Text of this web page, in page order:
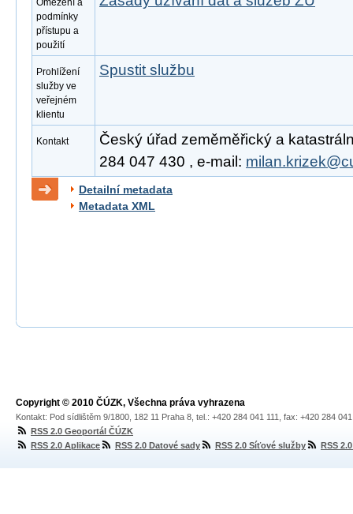
Omezení a
podmínky
přístupu a
použití
Prohlížení
služby ve
veřejném
klientu
Spustit službu
Kontakt
Český úřad zeměměřický a
284 047 430 , e-mail:
Detailní metadata
Metadata XML
Copyright © 2010 ČÚZK, Všechna práva vyhrazena
Kontakt: Pod sídlištěm 9/1800, 182 11 Praha 8, tel.: +420 284 041 111, fax: +420 284
RSS 2.0 Geoportál ČÚZK
RSS 2.0 Aplikace
RSS 2.0 Datové sady RSS 2.0 Síťové služby RSS